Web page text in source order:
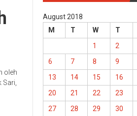
oleh
August 2018
M
T W T
1
2
6
7 8 9
13
14 15 16
20
21 22 23
27
28 29 30